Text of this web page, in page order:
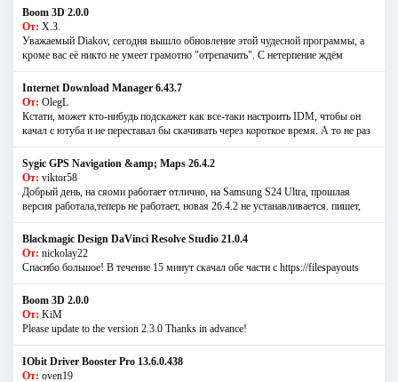
Boom 3D 2.0.0
От: Х.З.
Уважаемый Diakov, сегодня вышло обновление этой чудесной программы, а
кроме вас её никто не умеет грамотно "отрепачить". С нетерпение ждём
Internet Download Manager 6.43.7
От: OlegL
Кстати, может кто-нибудь подскажет как все-таки настроить IDM, чтобы он
качал с ютуба и не переставал бы скачивать через короткое время. А то не раз
Sygic GPS Navigation &amp; Maps 26.4.2
От: viktor58
Добрый день, на сяоми работает отлично, на Samsung S24 Ultra, прошлая
версия работала,теперь не работает, новая 26.4.2 не устанавливается. пишет,
Blackmagic Design DaVinci Resolve Studio 21.0.4
От: nickolay22
Спасибо большое! В течение 15 минут скачал обе части с https://filespayouts
Boom 3D 2.0.0
От: KiM
Please update to the version 2.3.0 Thanks in advance!
IObit Driver Booster Pro 13.6.0.438
От: oven19